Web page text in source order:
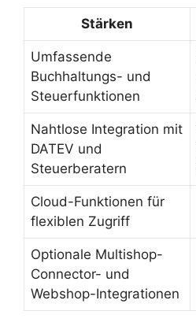
Stärken
Umfassende
Buchhaltungs- und
Steuerfunktionen
Nahtlose Integration mit
DATEV und
Steuerberatern
Cloud-Funktionen für
flexiblen Zugriff
Optionale Multishop-
Connector- und
Webshop-Integrationen